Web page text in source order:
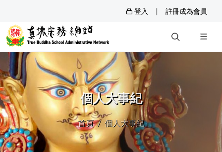
登入 | 註冊成為會員
個人大事紀
首頁 個人大事紀